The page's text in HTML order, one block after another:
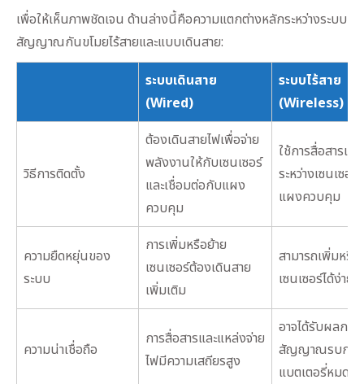
เพื่อให้เห็นภาพชัดเจน ด้านล่างนี้คือความแตกต่างหลักระหว่างระบบ
สัญญาณกันขโมยไร้สายและแบบเดินสาย:
ระบบเดินสาย
(Wired)
ระบบไร้สาย
(Wireless)
วิธีการติดตั้ง
ต้องเดินสายไฟเพื่อจ่าย
พลังงานให้กับเซนเซอร์
และเชื่อมต่อกับแผง
ควบคุม
ใช้การสื่อสารแบ
ระหว่างเซนเซอร์
แผงควบคุม
ความยืดหยุ่นของ
ระบบ
การเพิ่มหรือย้าย
เซนเซอร์ต้องเดินสาย
เพิ่มเติม
สามารถเพิ่มหรือ
เซนเซอร์ได้ง่าย
ความน่าเชื่อถือ
การสื่อสารและแหล่งจ่าย
ไฟมีความเสถียรสูง
อาจได้รับผลกร
สัญญาณรบกว
แบตเตอรี่หมด